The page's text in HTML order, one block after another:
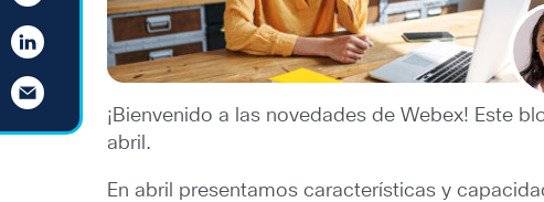
¡Bienvenido a las novedades de Webex! Este
abril.
En abril presentamos características y